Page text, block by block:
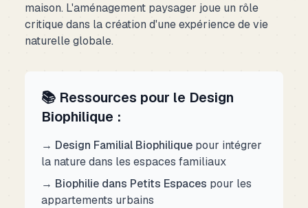
maison. L'aménagement paysager joue un rôle
critique dans la création d'une expérience de vie
naturelle globale.
📚 Ressources pour le Design
Biophilique :
→ Design Familial Biophilique pour intégrer
la nature dans les espaces familiaux
→ Biophilie dans Petits Espaces pour les
appartements urbains